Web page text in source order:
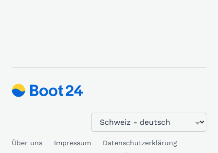
Über uns Impressum
Datenschutzerklärung